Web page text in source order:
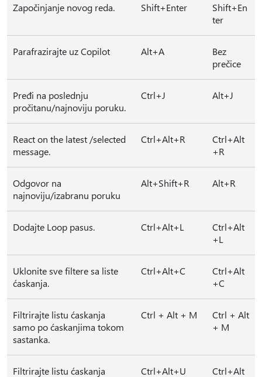
Započinjanje novog reda. Shift+Enter
Shift+En
ter
Parafrazirajte uz Copilot Alt+A
Bez
prečice
Pređi na poslednju
pročitanu/najnoviju poruku.
Ctrl+J Alt+J
React on the latest /selected
message.
Ctrl+Alt+R
Ctrl+Alt
+R
Odgovor na
najnoviju/izabranu poruku
Alt+Shift+R Alt+R
Dodajte Loop pasus. Ctrl+Alt+L
Ctrl+Alt
+L
Uklonite sve filtere sa liste
ćaskanja.
Ctrl+Alt+C
Ctrl+Alt
+C
Filtrirajte listu ćaskanja
samo po ćaskanjima tokom
sastanka.
Ctrl + Alt + M
Ctrl + Alt
+ M
Filtrirajte listu ćaskanja Ctrl+Alt+U Ctrl+Alt